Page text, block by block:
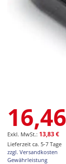
Anfang
der
Bildgalerie
springen
13,83 €
Lieferzeit ca. 5-7 Tage
zzgl. Versandkosten
Gewährleistung